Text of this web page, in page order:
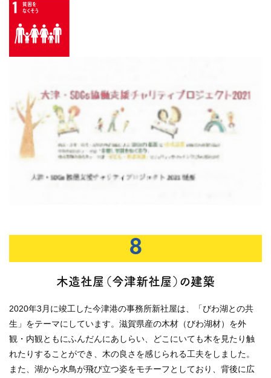
8
木造社屋（今津新社屋）の建築
2020年3月に竣工した今津港の事務所新社屋は、「びわ湖との共
生」をテーマにしています。滋賀県産の木材（びわ湖材）を外
観・内観ともにふんだんにあしらい、どこにいても木を見たり触
れたりすることができ、木の良さを感じられる工夫をしました。
また、湖から水鳥が飛び立つ姿をモチーフとしており、背後に広